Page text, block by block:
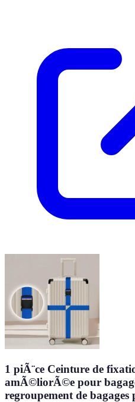
1 piÃ¨ce Ceinture de
amÃ©liorÃ©e pour
regroupement de bagages